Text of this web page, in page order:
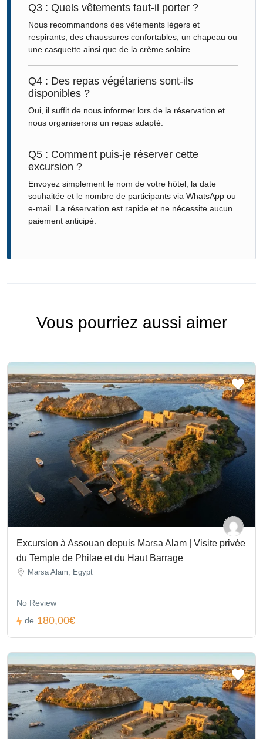
Q3 : Quels vêtements faut-il porter ?
Nous recommandons des vêtements légers et
respirants, des chaussures confortables, un chapeau ou
une casquette ainsi que de la crème solaire.
Q4 : Des repas végétariens sont-ils
disponibles ?
Oui, il suffit de nous informer lors de la réservation et
nous organiserons un repas adapté.
Q5 : Comment puis-je réserver cette
excursion ?
Envoyez simplement le nom de votre hôtel, la date
souhaitée et le nombre de participants via WhatsApp ou
e-mail. La réservation est rapide et ne nécessite aucun
paiement anticipé.
Vous pourriez aussi aimer
Excursion à Assouan depuis Marsa Alam | Visite privée
du Temple de Philae et du Haut Barrage
Marsa Alam, Egypt
No Review
de 180,00€